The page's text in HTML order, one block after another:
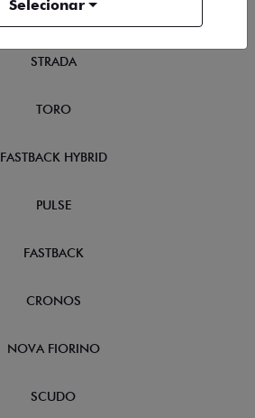
TITANO
STRADA
TORO
FASTBACK HYBRID
PULSE
FASTBACK
CRONOS
NOVA FIORINO
SCUDO
Selecionar